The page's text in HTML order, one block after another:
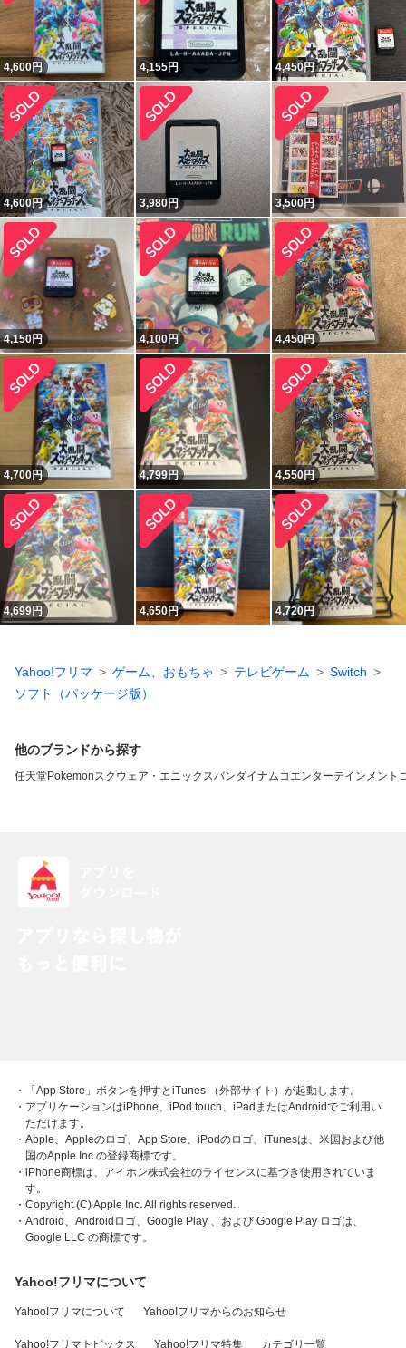
4,600円 4,155円 4,450円
4,600円 3,980円 3,500円
4,150円 4,100円 4,450円
4,700円 4,799円 4,550円
4,699円 4,650円 4,720円
Yahoo!フリマ ゲーム、おもちゃ テレビゲーム
Switch
ソフト（パッケージ版）
他のブランドから探す
任天堂Pokemonスクウェア・エニックスバンダイナムコエンターテインメント
・「App Store」ボタンを押すとiTunes （外部サイト）が起動します。
・アプリケーションはiPhone、iPod touch、iPadまたはAndroidでご利用い
ただけます。
・Apple、Appleのロゴ、App Store、iPodのロゴ、iTunesは、米国および他
国のApple Inc.の登録商標です。
・iPhone商標は、アイホン株式会社のライセンスに基づき使用されていま
す。
・Copyright (C) Apple Inc. All rights reserved.
・Android、Androidロゴ、Google Play 、および Google Play ロゴは、
Google LLC の商標です。
Yahoo!フリマについて
Yahoo!フリマについて Yahoo!フリマからのお知らせ
Yahoo!フリマトピックス Yahoo!フリマ特集 カテゴリ一覧